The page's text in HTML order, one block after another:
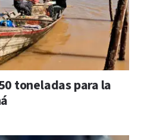
toneladas para la